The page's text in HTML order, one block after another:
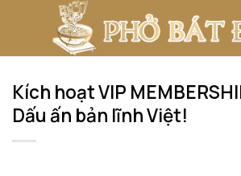
Kích hoạt VIP
Dấu ấn bản lĩnh Việt!